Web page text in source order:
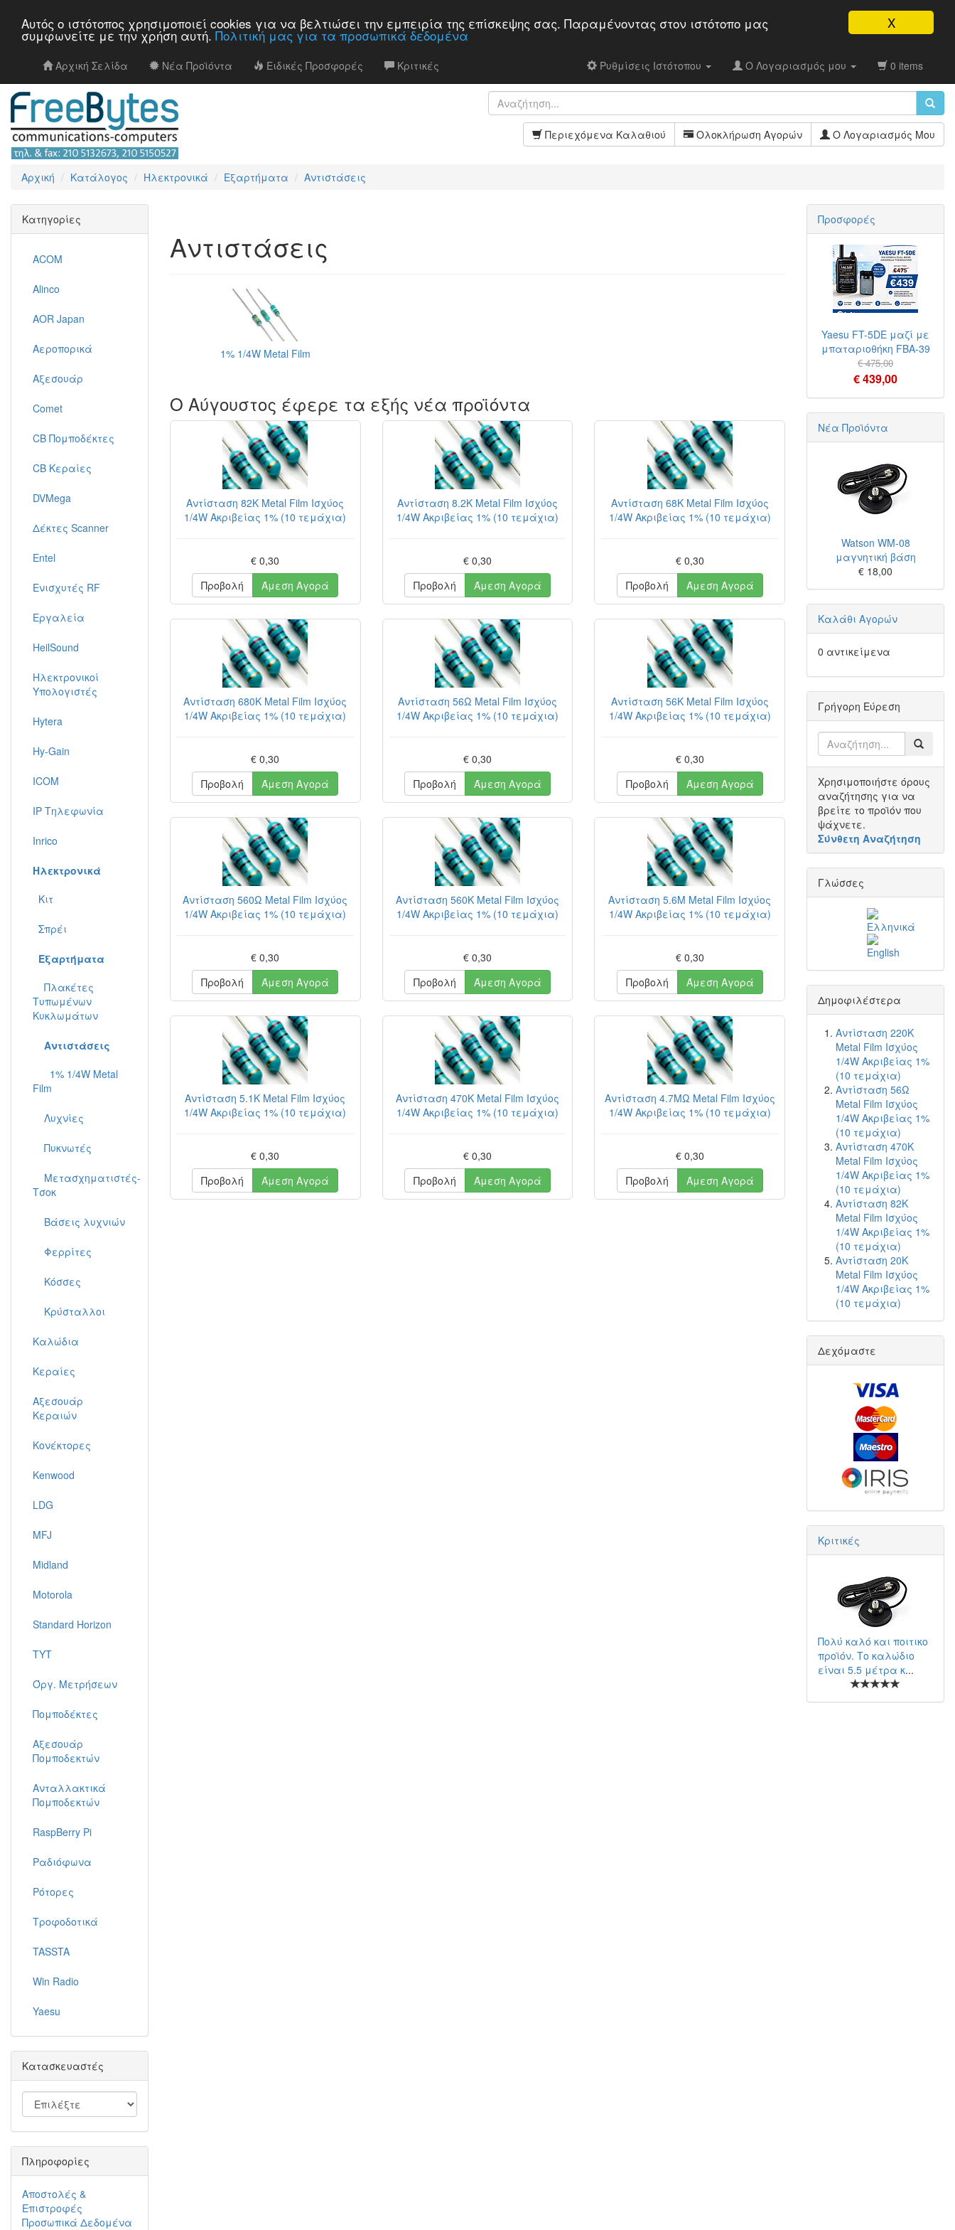
X
Αυτός ο ιστότοπος χρησιμοποιεί cookies για να βελτιώσει την εμπειρία της επίσκεψης σας. Παραμένοντας στον ιστότοπo μας
συμφωνείτε με την χρήση αυτή. Πολιτική μας για τα προσωπικά δεδομένα
Αρχική Σελίδα Νέα Προϊόντα Ειδικές Προσφορές Κριτικές Ρυθμίσεις Ιστότοπου Ο Λογαριασμός μου 0 items
Περιεχόμενα Καλαθιού Ολοκλήρωση Αγορών Ο Λογαριασμός Μου
Αρχική Κατάλογος Ηλεκτρονικά Εξαρτήματα Αντιστάσεις
Αντιστάσεις
1% 1/4W Metal Film
Ο Αύγουστος έφερε τα εξής νέα προϊόντα
Αντίσταση 82K Metal Film Ισχύος
1/4W Ακριβείας 1% (10 τεμάχια)
€ 0,30
Προβολή
Άμεση Αγορά
Αντίσταση 8.2K Metal Film Ισχύος
1/4W Ακριβείας 1% (10 τεμάχια)
€ 0,30
Προβολή
Άμεση Αγορά
Αντίσταση 68K Metal Film Ισχύος
1/4W Ακριβείας 1% (10 τεμάχια)
€ 0,30
Προβολή
Άμεση Αγορά
Αντίσταση 680K Metal Film Ισχύος
1/4W Ακριβείας 1% (10 τεμάχια)
€ 0,30
Προβολή
Άμεση Αγορά
Αντίσταση 56Ω Metal Film Ισχύος
1/4W Ακριβείας 1% (10 τεμάχια)
€ 0,30
Προβολή
Άμεση Αγορά
Αντίσταση 56K Metal Film Ισχύος
1/4W Ακριβείας 1% (10 τεμάχια)
€ 0,30
Προβολή
Άμεση Αγορά
Αντίσταση 560Ω Metal Film Ισχύος
1/4W Ακριβείας 1% (10 τεμάχια)
€ 0,30
Προβολή
Άμεση Αγορά
Αντίσταση 560K Metal Film Ισχύος
1/4W Ακριβείας 1% (10 τεμάχια)
€ 0,30
Προβολή
Άμεση Αγορά
Αντίσταση 5.6M Metal Film Ισχύος
1/4W Ακριβείας 1% (10 τεμάχια)
€ 0,30
Προβολή
Άμεση Αγορά
Αντίσταση 5.1K Metal Film Ισχύος
1/4W Ακριβείας 1% (10 τεμάχια)
€ 0,30
Προβολή
Άμεση Αγορά
Αντίσταση 470K Metal Film Ισχύος
1/4W Ακριβείας 1% (10 τεμάχια)
€ 0,30
Προβολή
Άμεση Αγορά
Αντίσταση 4.7MΩ Metal Film Ισχύος
1/4W Ακριβείας 1% (10 τεμάχια)
€ 0,30
Προβολή
Άμεση Αγορά
Κατηγορίες
ACOM
Alinco
AOR Japan
Αεροπορικά
Αξεσουάρ
Comet
CB Πομποδέκτες
CB Κεραίες
DVMega
Δέκτες Scanner
Entel
Ενισχυτές RF
Εργαλεία
HeilSound
Ηλεκτρονικοί
Υπολογιστές
Hytera
Hy-Gain
ICOM
IP Τηλεφωνία
Inrico
Ηλεκτρονικά
Κιτ
Σπρέι
Εξαρτήματα
Πλακέτες
Τυπωμένων
Κυκλωμάτων
Αντιστάσεις
1% 1/4W Metal
Film
Λυχνίες
Πυκνωτές
Μετασχηματιστές-
Τσοκ
Βάσεις λυχνιών
Φερρίτες
Κόσσες
Κρύσταλλοι
Καλώδια
Κεραίες
Αξεσουάρ
Κεραιών
Κονέκτορες
Kenwood
LDG
MFJ
Midland
Motorola
Standard Horizon
TYT
Όργ. Μετρήσεων
Πομποδέκτες
Αξεσουάρ
Πομποδεκτών
Ανταλλακτικά
Πομποδεκτών
RaspBerry Pi
Ραδιόφωνα
Ρότορες
Τροφοδοτικά
TASSTA
Win Radio
Yaesu
Κατασκευαστές
Πληροφορίες
Αποστολές &
Επιστροφές
Προσωπικά Δεδομένα
Προσφορές
Yaesu FT-5DE μαζί με
μπαταριοθήκη FBA-39
€ 475,00
€ 439,00
Νέα Προϊόντα
Watson WM-08
μαγνητική βάση
€ 18,00
Καλάθι Αγορών
0 αντικείμενα
Γρήγορη Εύρεση
Χρησιμοποιήστε όρους
αναζήτησης για να
βρείτε το προϊόν που
ψάχνετε.
Σύνθετη Αναζήτηση
Γλώσσες
Δημοφιλέστερα
Αντίσταση 220K
Metal Film Ισχύος
1/4W Ακριβείας 1%
(10 τεμάχια)
Αντίσταση 56Ω
Metal Film Ισχύος
1/4W Ακριβείας 1%
(10 τεμάχια)
Αντίσταση 470K
Metal Film Ισχύος
1/4W Ακριβείας 1%
(10 τεμάχια)
Αντίσταση 82K
Metal Film Ισχύος
1/4W Ακριβείας 1%
(10 τεμάχια)
Αντίσταση 20K
Metal Film Ισχύος
1/4W Ακριβείας 1%
(10 τεμάχια)
Δεχόμαστε
Κριτικές
Πολύ καλό και ποιτικο
προϊόν. Το καλώδιο
είναι 5.5 μέτρα κ...